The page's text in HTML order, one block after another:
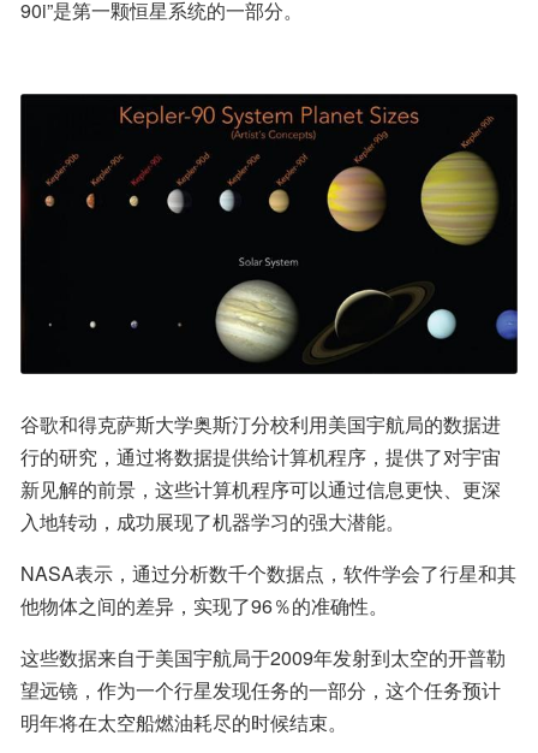
90i”是第一颗恒星系统的一部分。
谷歌和得克萨斯大学奥斯汀分校利用美国宇航局的数据进
行的研究，通过将数据提供给计算机程序，提供了对宇宙
新见解的前景，这些计算机程序可以通过信息更快、更深
入地转动，成功展现了机器学习的强大潜能。
NASA表示，通过分析数千个数据点，软件学会了行星和其
他物体之间的差异，实现了96％的准确性。
这些数据来自于美国宇航局于2009年发射到太空的开普勒
望远镜，作为一个行星发现任务的一部分，这个任务预计
明年将在太空船燃油耗尽的时候结束。